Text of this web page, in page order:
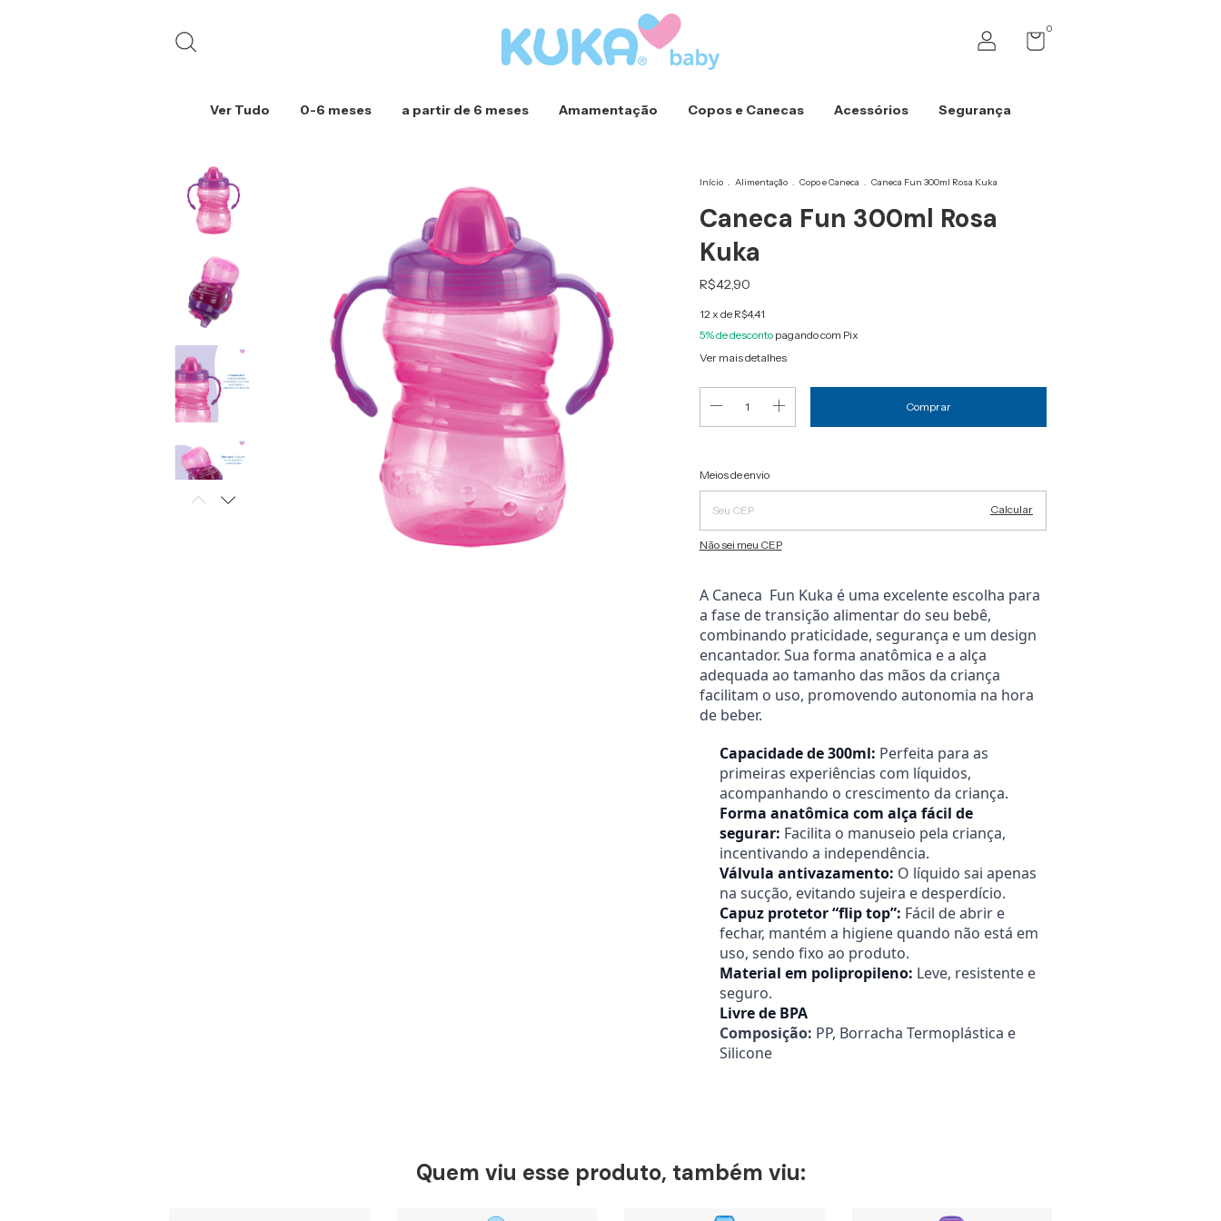
0
Ver Tudo 0-6 meses a partir de 6 meses Amamentação Copos e Canecas Acessórios Segurança
Início Alimentação Copo e Caneca Caneca Fun 300ml Rosa Kuka
Caneca Fun 300ml Rosa
Kuka
R$42,90
12 x de R$4,41
5% de descontopagando com Pix
Ver mais detalhes
Entregas para o CEP:
Meios de envio
Calcular
Não sei meu CEP
A Caneca Fun Kuka é uma excelente escolha para
a fase de transição alimentar do seu bebê,
combinando praticidade, segurança e um design
encantador. Sua forma anatômica e a alça
adequada ao tamanho das mãos da criança
facilitam o uso, promovendo autonomia na hora
de beber.
Capacidade de 300ml: Perfeita para as
primeiras experiências com líquidos,
acompanhando o crescimento da criança.
Forma anatômica com alça fácil de
segurar: Facilita o manuseio pela criança,
incentivando a independência.
Válvula antivazamento: O líquido sai apenas
na sucção, evitando sujeira e desperdício.
Capuz protetor “flip top”: Fácil de abrir e
fechar, mantém a higiene quando não está em
uso, sendo fixo ao produto.
Material em polipropileno: Leve, resistente e
seguro.
Livre de BPA
Composição: PP, Borracha Termoplástica e
Silicone
Quem viu esse produto, também viu: